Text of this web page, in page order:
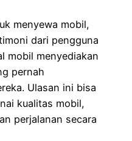
menyewa mobil,
dari pengguna
mobil menyediakan
pernah
Ulasan ini bisa
kualitas mobil,
perjalanan secara